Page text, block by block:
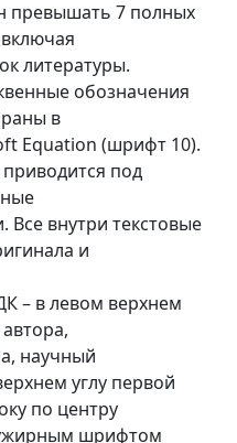
превышать 7 полных
литературы.
обозначения
в
Equation (шрифт 10).
под
Все внутри текстовые
и
– в левом верхнем
научный
углу первой
по центру
шрифтом